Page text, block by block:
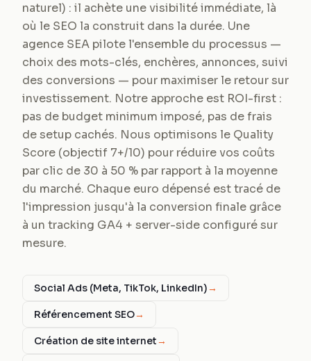
naturel) : il achète une visibilité immédiate, là
où le SEO la construit dans la durée. Une
agence SEA pilote l'ensemble du processus —
choix des mots-clés, enchères, annonces, suivi
des conversions — pour maximiser le retour sur
investissement. Notre approche est ROI-first :
pas de budget minimum imposé, pas de frais
de setup cachés. Nous optimisons le Quality
Score (objectif 7+/10) pour réduire vos coûts
par clic de 30 à 50 % par rapport à la moyenne
du marché. Chaque euro dépensé est tracé de
l'impression jusqu'à la conversion finale grâce
à un tracking GA4 + server-side configuré sur
mesure.
Social Ads (Meta, TikTok, LinkedIn)→
Référencement SEO→
Création de site internet→